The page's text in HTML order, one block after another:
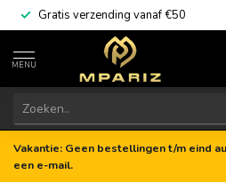
Gratis verzending vanaf €50
MENU
Vakantie: Geen bestellingen t/m eind
een e-mail.